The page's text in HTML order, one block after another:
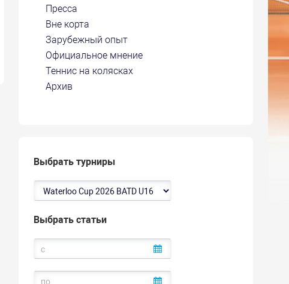
Пресса
Вне корта
Зарубежный опыт
Официальное мнение
Теннис на колясках
Архив
Выбрать турниры
Выбрать статьи